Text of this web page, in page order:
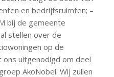
en bedrijfsruimten; –
bij de gemeente
stellen over de
op de
ons uitgenodigd om deel
AkoNobel. Wij zullen